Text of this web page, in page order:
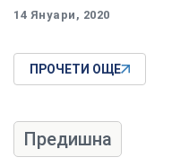
14 Януари, 2020
ПРОЧЕТИ ОЩЕ
Предишна